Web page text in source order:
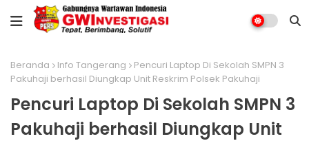
Beranda Info Tangerang
Pencuri Laptop Di Sekolah SMPN 3
Pakuhaji berhasil Diungkap Unit Reskrim Polsek Pakuhaji
Pencuri Laptop Di Sekolah SMPN 3
Pakuhaji berhasil Diungkap Unit